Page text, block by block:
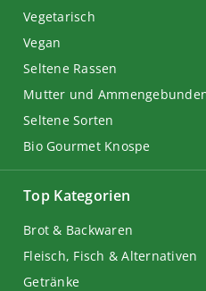
Top Kategorien
Brot & Backwaren
Fleisch, Fisch & Alternativen
Getränke
Vegetarisch
Vegan
Seltene Rassen
Mutter und
Seltene Sorten
Bio Gourmet Knospe